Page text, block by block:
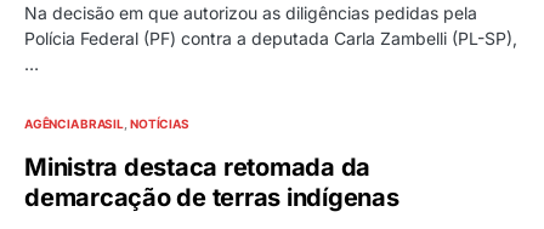
Na decisão em que autorizou as diligências pedidas pela
Polícia Federal (PF) contra a deputada Carla Zambelli (PL-SP),
…
AGÊNCIA BRASIL NOTÍCIAS
Ministra destaca retomada da
demarcação de terras indígenas